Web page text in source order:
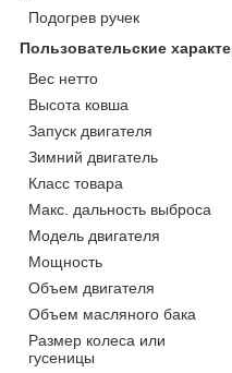
Подогрев ручек
Пользовательские
Вес нетто
Высота ковша
Запуск двигателя
Зимний двигатель
Класс товара
Макс. дальность выброса
Модель двигателя
Мощность
Объем двигателя
Объем масляного бака
Размер колеса или
гусеницы